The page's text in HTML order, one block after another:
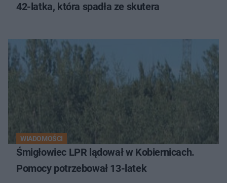
42-latka, która spadła ze skutera
WIADOMOŚCI
Śmigłowiec LPR lądował w Kobiernicach.
Pomocy potrzebował 13-latek